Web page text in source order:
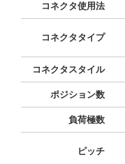
コネクタ使用法
コネクタタイプ
コネクタスタイル
ポジション数
負荷極数
ピッチ